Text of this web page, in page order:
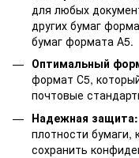
для любых
других бумаг
бумаг формата А5.
Оптимальный
формат С5,
почтовые
Надежная защита:
плотности бумаги,
сохранить